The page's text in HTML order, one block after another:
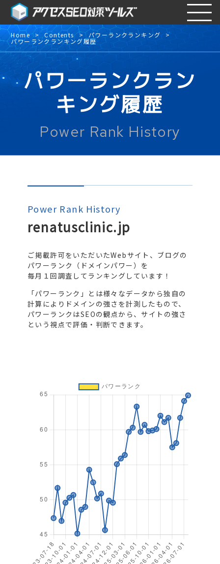
Home Contents パワーランクランキング
パワーランクランキング履歴
パワーランクラン
キング履歴
Power Rank History
Power Rank History
renatusclinic.jp
ご掲載許可をいただいたWebサイト、ブログの
パワーランク（ドメインパワー）を
毎月１回調査してランキングしています！
「パワーランク」とは様々なデータから独自の
計算によりドメインの強さを計測したもので、
パワーランクはSEOの観点から、サイトの強さ
という視点で評価・判断できます。